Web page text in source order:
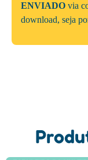
ENVIADO via
download, seja